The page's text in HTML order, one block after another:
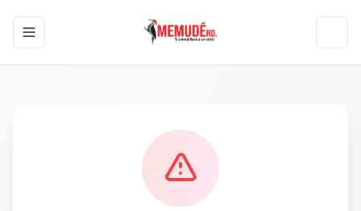
Toggle navigation menu